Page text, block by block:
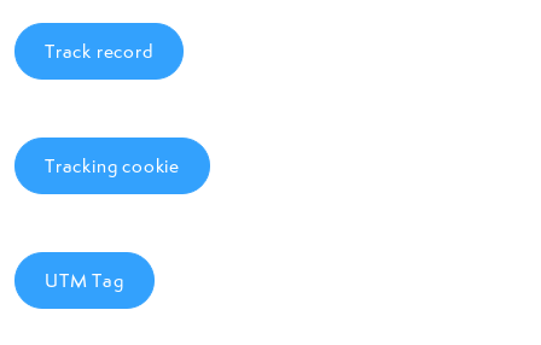
Track record
Tracking cookie
UTM Tag